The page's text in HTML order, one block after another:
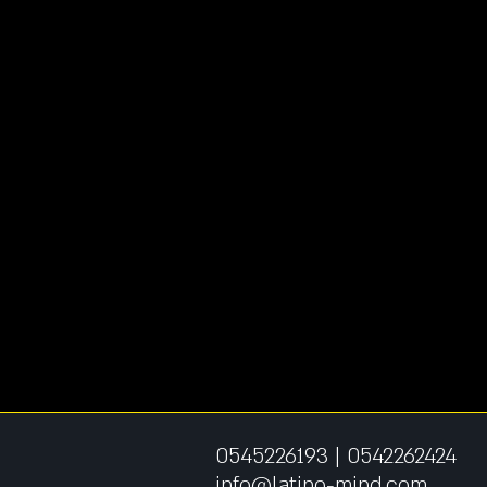
0542262424
|
0545226193